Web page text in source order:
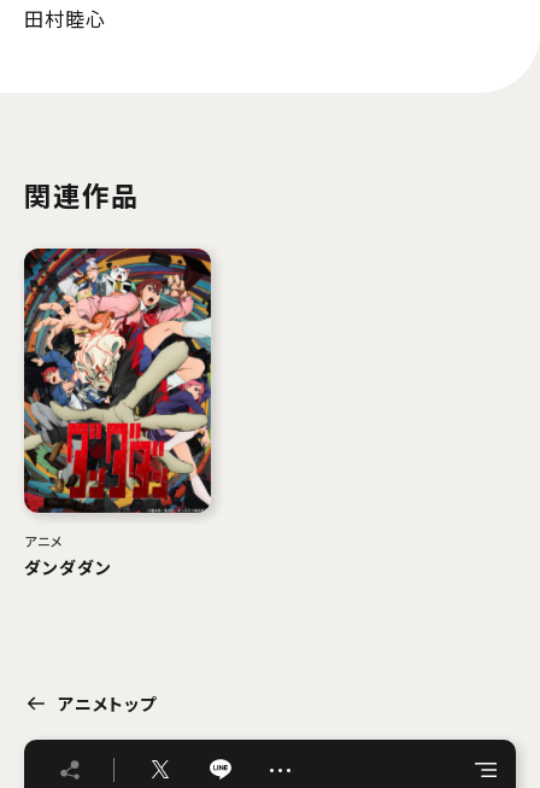
田村睦心
関連作品
アニメ
ダンダダン
アニメトップ
…